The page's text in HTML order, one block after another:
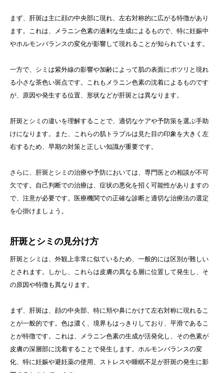
まず、肝斑は主に顔の中央部に現れ、左右対称的に広がる特徴があり
ます。これは、メラニン色素の過剰な生成によるもので、特に妊娠中
やホルモンバランスの変化が影響して現れることが知られています。
一方で、シミは紫外線の影響や加齢によって肌の表面にポツリと現れ
る小さな茶色い斑点です。これもメラニン色素の沈着によるものです
が、原因や発生する位置、形状などが肝斑とは異なります。
肝斑とシミの違いを理解することで、適切なケアや予防策を選ぶ手助
けになります。また、これらの肌トラブルは見た目の印象を大きく左
右するため、早期の対策と正しい知識が重要です。
さらに、肝斑とシミの治療や予防においては、専門医との相談が不可
欠です。自己判断での治療は、症状の悪化を招く可能性がありますの
で、注意が必要です。医療機関での正確な診断と適切な治療法の選定
を心掛けましょう。
肝斑とシミの見分け方
肝斑とシミは、外観上非常に似ているため、一般的には区別が難しい
とされます。しかし、これらは皮膚の異なる層に位置して発生し、そ
の原因や特徴も異なります。
まず、肝斑は、顔の中央部、特に頬や鼻にかけて左右対称に現れるこ
とが一般的です。色は濃く、境界もはっきりしており、平滑であるこ
とが特徴です。これは、メラニン色素の生成が活発化し、その色素が
皮膚の深層部に沈着することで発生します。ホルモンバランスの変
化、特に妊娠や避妊薬の使用、ストレスや睡眠不足が肝斑の発生に影